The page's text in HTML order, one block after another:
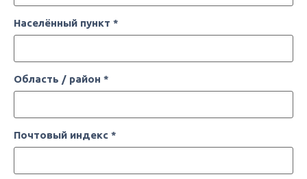
Населённый пункт *
Область / район *
Почтовый индекс *